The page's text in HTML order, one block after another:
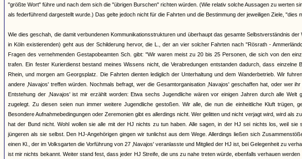
"größte Wort" führe und nach dem sich die "übrigen Burschen" richten würden. (Wie relativ solche Aussagen zu werten
als federführend dargestellt wurde.) Das gelte jedoch nicht für die Fahrten und die Bestimmung der jeweiligen Ziele, "dies
Wie dies geschah, die damit verbundenen Kommunikationsstrukturen und überhaupt das gesamte Selbstverständnis
in Köln existierenden) geht aus der Schilderung hervor, die L., der an vier solcher Fahrten nach "Rösrath -
Fragen des vernehmenden Gestapobeamten Sch. gibt: "Wir waren meist zu 20 bis 25 Personen, die sich von den
trafen. Ein fester Kurierdienst bestand meines Wissens nicht, die Verabredungen entstanden dadurch, dass
Rhein, und morgen am Georgsplatz. Die Fahrten dienten lediglich der Unterhaltung und dem Wanderbetrieb. Wir
andere ‚Navajos' treffen würden. Nochmals befragt, wer die Gesamtorganisation ‚Navajos' geschaffen hat, oder wer
Entstehung der ‚Navajos' ist mir erzählt worden: Etwa sechs Jugendliche wären vor einigen Jahren durch alle Welt
zugelegt. Zu diesen seien nun immer weitere Jugendliche gestoßen. Wir alle, die nun die einheitliche Kluft trügen,
Besondere Aufnahmebedingungen oder Zeremonien gibt es allerdings nicht. Wer gelitten und nicht verjagt wird, wird als
hat der Bund nicht. Wohl wollen sie alle mit der HJ nichts zu tun haben. Alle sagen, in der HJ sei nichts los, weil sie
jüngeren als sie selbst. Den HJ-Angehörigen gingen wir tunlichst aus dem Wege. Allerdings ließen sich
einen Kl., der im Volksgarten die Vorführung von 27 ‚Navajos' veranlasste und Mitglied der HJ ist, bei Gelegenheit zu
ist mir nichts bekannt. Weiter stand fest, dass jeder HJ Streife, die uns zu nahe treten würde, ebenfalls verhauen